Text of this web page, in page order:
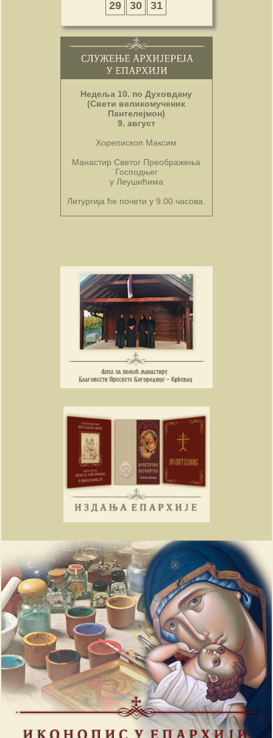
29
30 31
Недеља 10. по Духовдану
(Свети великомученик
Пантелејмон)
9. август
Хорепископ Максим
Манастир Светог Преображења
Господњег
у Леушићима
Литургија ће почети у 9.00 часова.